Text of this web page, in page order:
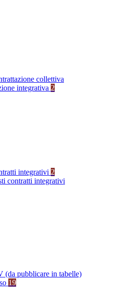
collettiva
integrativa 2
integrativi 2
contratti integrativi
(da pubblicare in tabelle)
19